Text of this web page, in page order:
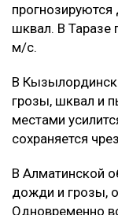
шквал. В Таразе
м/с.
В
грозы, шквал и
местами
сохраняется
В Алматинской
дожди и грозы,
Одновременно